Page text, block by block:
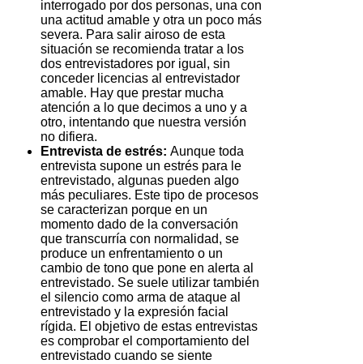
interrogado por dos personas, una con
una actitud amable y otra un poco más
severa. Para salir airoso de esta
situación se recomienda tratar a los
dos entrevistadores por igual, sin
conceder licencias al entrevistador
amable. Hay que prestar mucha
atención a lo que decimos a uno y a
otro, intentando que nuestra versión
no difiera.
Entrevista de estrés: Aunque toda
entrevista supone un estrés para le
entrevistado, algunas pueden algo
más peculiares. Este tipo de procesos
se caracterizan porque en un
momento dado de la conversación
que transcurría con normalidad, se
produce un enfrentamiento o un
cambio de tono que pone en alerta al
entrevistado. Se suele utilizar también
el silencio como arma de ataque al
entrevistado y la expresión facial
rígida. El objetivo de estas entrevistas
es comprobar el comportamiento del
entrevistado cuando se siente